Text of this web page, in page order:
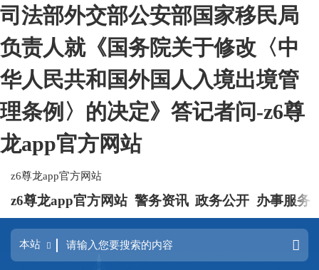
司法部外交部公安部国家移民局
负责人就《国务院关于修改〈中
华人民共和国外国人入境出境管
理条例〉的决定》答记者问-z6尊
龙app官方网站
z6尊龙app官方网站
z6尊龙app官方网站 警务资讯 政务公开 办事服务